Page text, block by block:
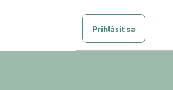
Prihlásiť sa